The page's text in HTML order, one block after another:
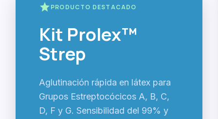
starPRODUCTO DESTACADO
Kit Prolex™
Strep
Aglutinación rápida en látex para
Grupos Estreptocócicos A, B, C,
D, F y G. Sensibilidad del 99% y